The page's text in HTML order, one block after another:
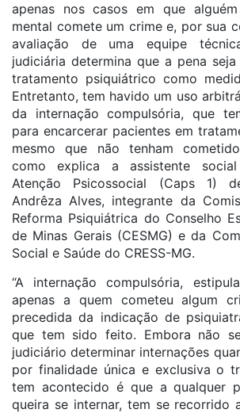
apenas nos casos em que
mental comete um crime e, por sua
avaliação de uma equipe
judiciária determina que a pena
tratamento psiquiátrico como
Entretanto, tem havido um uso
da internação compulsória, que
para encarcerar pacientes em
mesmo que não tenham
como explica a assistente
Atenção Psicossocial (Caps 1)
Andrêza Alves, integrante da
Reforma Psiquiátrica do Conselho
de Minas Gerais (CESMG) e da
Social e Saúde do CRESS-MG.
“A internação compulsória,
apenas a quem cometeu algum
precedida da indicação de
que tem sido feito. Embora não
judiciário determinar internações
por finalidade única e exclusiva o
tem acontecido é que a qualquer
queira se internar, tem se recorrido